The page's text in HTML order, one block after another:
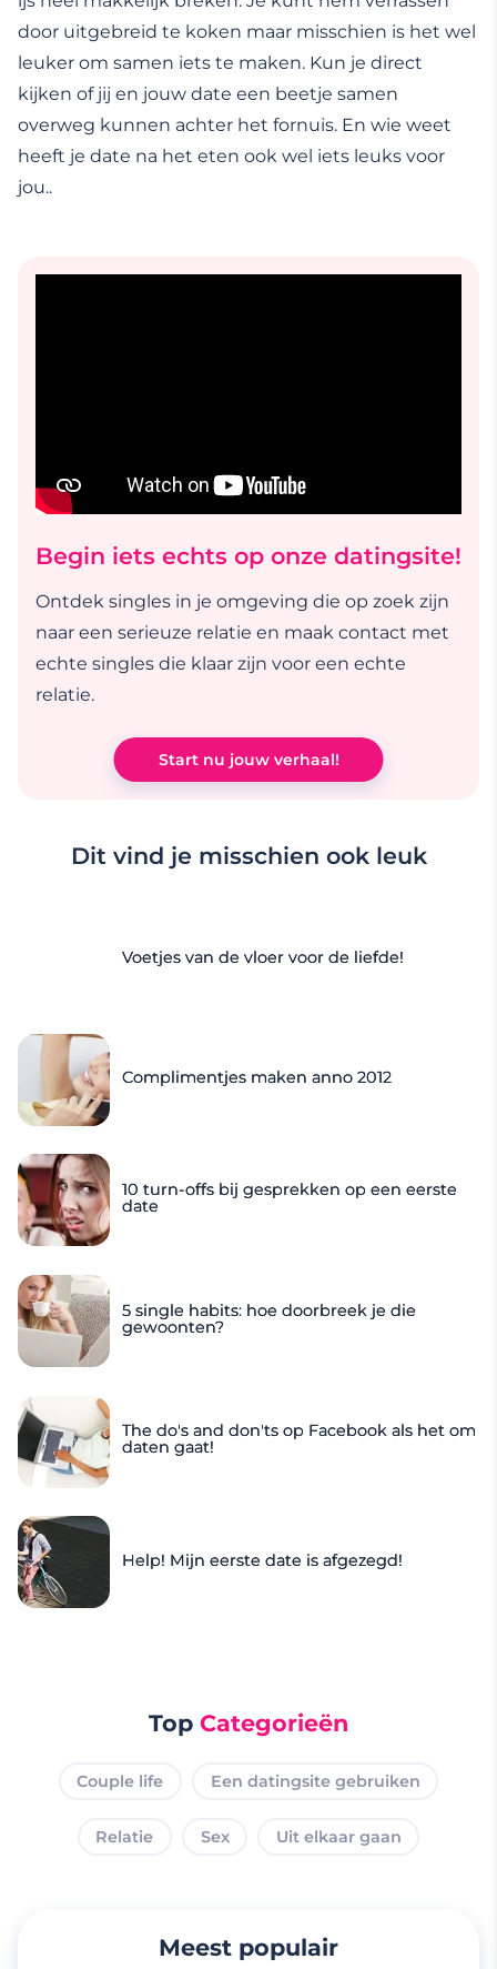
door uitgebreid te koken maar misschien is het wel
leuker om samen iets te maken. Kun je direct
kijken of jij en jouw date een beetje samen
overweg kunnen achter het fornuis. En wie weet
heeft je date na het eten ook wel iets leuks voor
jou..
Begin iets echts op onze datingsite!
Ontdek singles in je omgeving die op zoek zijn
naar een serieuze relatie en maak contact met
echte singles die klaar zijn voor een echte
relatie.
Start nu jouw verhaal!
Dit vind je misschien ook leuk
Voetjes van de vloer voor de liefde!
Complimentjes maken anno 2012
10 turn-offs bij gesprekken op een eerste
date
5 single habits: hoe doorbreek je die
gewoonten?
The do's and don'ts op Facebook als het om
daten gaat!
Help! Mijn eerste date is afgezegd!
Top Categorieën
Couple life Een datingsite gebruiken
Relatie Sex Uit elkaar gaan
Meest populair